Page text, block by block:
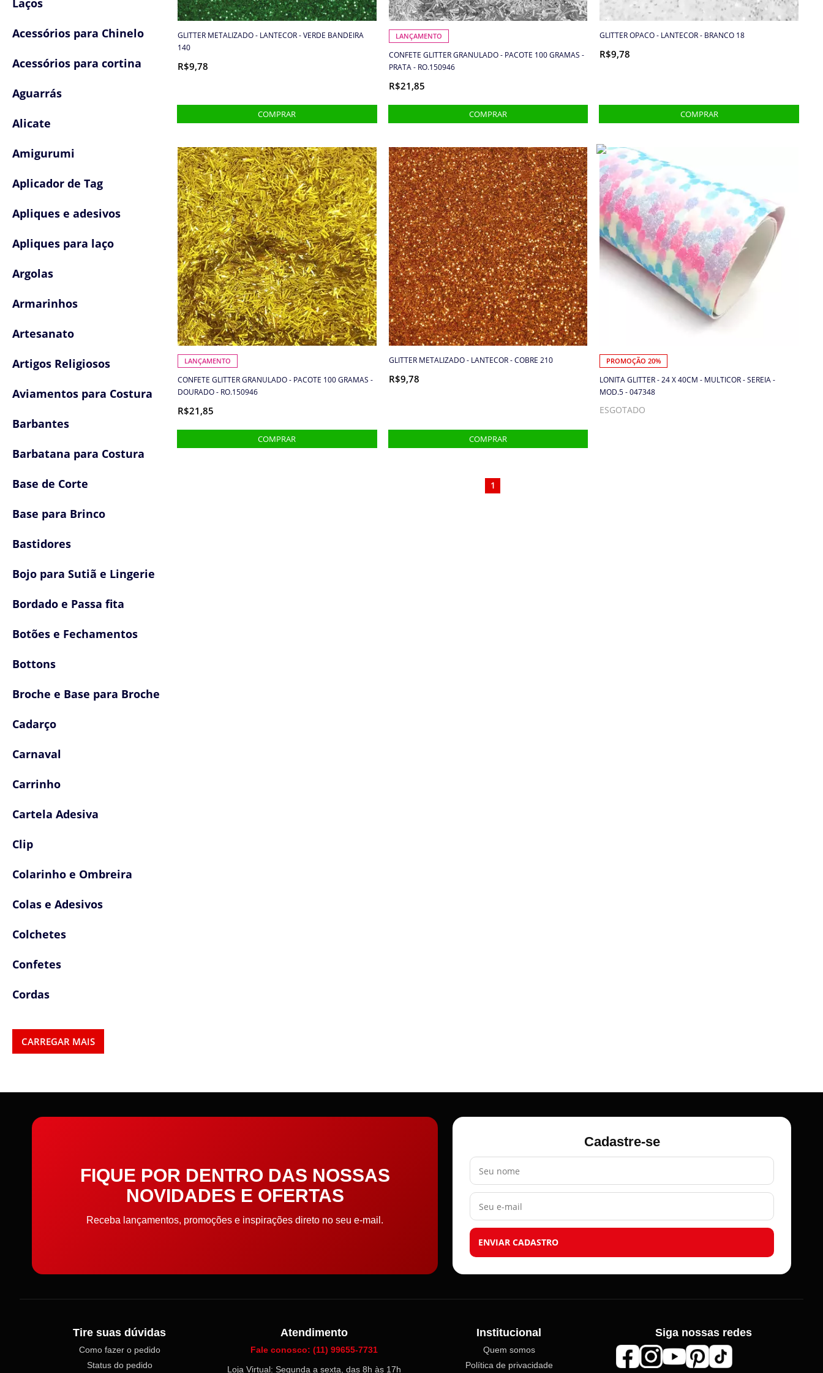
Roma Aviamentos
Laços
Acessórios para Chinelo
Acessórios para cortina
Aguarrás
Alicate
Amigurumi
Aplicador de Tag
Apliques e adesivos
Apliques para laço
Argolas
Armarinhos
Artesanato
Artigos Religiosos
Aviamentos para Costura
Barbantes
Barbatana para Costura
Base de Corte
Base para Brinco
Bastidores
Bojo para Sutiã e Lingerie
Bordado e Passa fita
Botões e Fechamentos
Bottons
Broche e Base para Broche
Cadarço
Carnaval
Carrinho
Cartela Adesiva
Clip
Colarinho e Ombreira
Colas e Adesivos
Colchetes
Confetes
Cordas
Cordões, Cordas e Elásticos
Cortador de Papel
Elástico de cabelo
Enfeite
Etiquetas e Embalagens
CARREGAR MAIS
GLITTER METALIZADO - LANTECOR - VERDE BANDEIRA
140
R$9,78
LANÇAMENTO
CONFETE GLITTER GRANULADO - PACOTE 100 GRAMAS -
PRATA - RO.150946
R$21,85
GLITTER OPACO - LANTECOR - BRANCO 18
R$9,78
LANÇAMENTO
CONFETE GLITTER GRANULADO - PACOTE 100 GRAMAS -
DOURADO - RO.150946
R$21,85
GLITTER METALIZADO - LANTECOR - COBRE 210
R$9,78
PROMOÇÃO 20%
LONITA GLITTER - 24 X 40CM - MULTICOR - SEREIA -
MOD.5 - 047348
ESGOTADO
1
FIQUE POR DENTRO DAS NOSSAS
NOVIDADES E OFERTAS
Receba lançamentos, promoções e inspirações direto no seu e-mail.
Cadastre-se
Seu nome
Seu e-mail
ENVIAR CADASTRO
Tire suas dúvidas
Como fazer o pedido
Status do pedido
Atendimento
Fale conosco: (11) 99655-7731
Loja Virtual: Segunda a sexta, das 8h às 17h
Institucional
Quem somos
Política de privacidade
Siga nossas redes